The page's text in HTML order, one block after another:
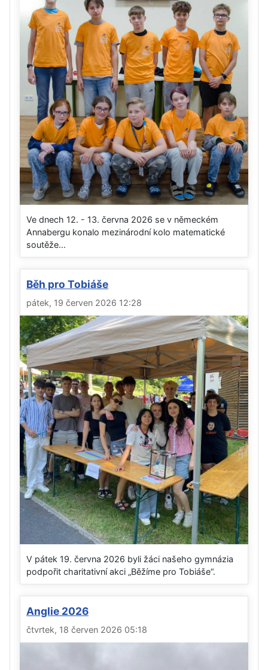
Ve dnech 12. - 13. června 2026 se v německém
Annabergu konalo mezinárodní kolo matematické
soutěže...
Běh pro Tobiáše
pátek, 19 červen 2026 12:28
V pátek 19. června 2026 byli žáci našeho gymnázia
podpořit charitativní akci „Běžíme pro Tobiáše“.
Anglie 2026
čtvrtek, 18 červen 2026 05:18